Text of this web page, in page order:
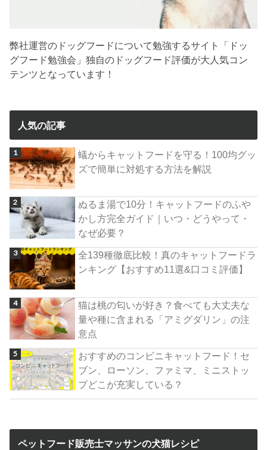
弊社運営のドッグフードについて勉強するサイト「ドッ
グフード勉強会」独自のドッグフード評価が大人気コン
テンツとなっています！
人気の記事
蟻からキャットフードを守る！100均グッ
ズで簡単に対処する方法を解説
ぬるま湯で10分！キャットフードのふや
かし方完全ガイド｜いつ・どうやって・
なぜ必要？
全139種徹底比較！真のキャットフードラ
ンキング【おすすめ11選&口コミ評価】
猫は桃の匂いが好き？食べても大丈夫な
量や種に含まれる「アミグダリン」の注
意点
おすすめのコンビニキャットフード！セ
ブン、ローソン、ファミマ、ミニストッ
プどこが充実している？
ペットフード販売士マッサンの犬猫レシピ